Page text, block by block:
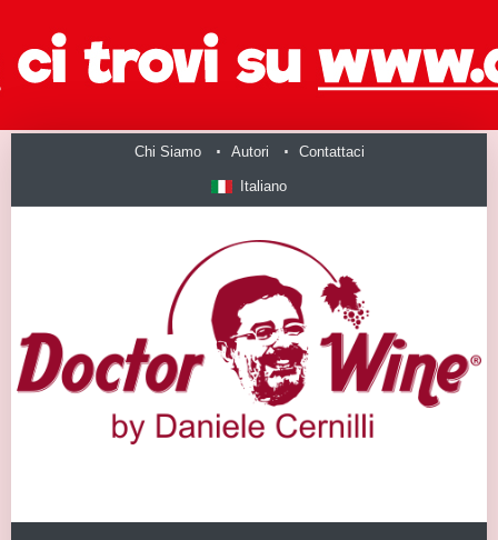
Chi Siamo Autori Contattaci
Italiano